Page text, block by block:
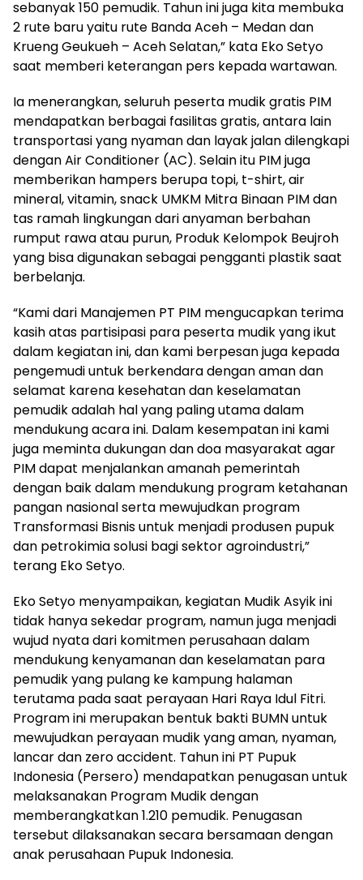
sebanyak 150 pemudik. Tahun ini juga kita membuka
2 rute baru yaitu rute Banda Aceh – Medan dan
Krueng Geukueh – Aceh Selatan,” kata Eko Setyo
saat memberi keterangan pers kepada wartawan.
Ia menerangkan, seluruh peserta mudik gratis PIM
mendapatkan berbagai fasilitas gratis, antara lain
transportasi yang nyaman dan layak jalan dilengkapi
dengan Air Conditioner (AC). Selain itu PIM juga
memberikan hampers berupa topi, t-shirt, air
mineral, vitamin, snack UMKM Mitra Binaan PIM dan
tas ramah lingkungan dari anyaman berbahan
rumput rawa atau purun, Produk Kelompok Beujroh
yang bisa digunakan sebagai pengganti plastik saat
berbelanja.
“Kami dari Manajemen PT PIM mengucapkan terima
kasih atas partisipasi para peserta mudik yang ikut
dalam kegiatan ini, dan kami berpesan juga kepada
pengemudi untuk berkendara dengan aman dan
selamat karena kesehatan dan keselamatan
pemudik adalah hal yang paling utama dalam
mendukung acara ini. Dalam kesempatan ini kami
juga meminta dukungan dan doa masyarakat agar
PIM dapat menjalankan amanah pemerintah
dengan baik dalam mendukung program ketahanan
pangan nasional serta mewujudkan program
Transformasi Bisnis untuk menjadi produsen pupuk
dan petrokimia solusi bagi sektor agroindustri,”
terang Eko Setyo.
Eko Setyo menyampaikan, kegiatan Mudik Asyik ini
tidak hanya sekedar program, namun juga menjadi
wujud nyata dari komitmen perusahaan dalam
mendukung kenyamanan dan keselamatan para
pemudik yang pulang ke kampung halaman
terutama pada saat perayaan Hari Raya Idul Fitri.
Program ini merupakan bentuk bakti BUMN untuk
mewujudkan perayaan mudik yang aman, nyaman,
lancar dan zero accident. Tahun ini PT Pupuk
Indonesia (Persero) mendapatkan penugasan untuk
melaksanakan Program Mudik dengan
memberangkatkan 1.210 pemudik. Penugasan
tersebut dilaksanakan secara bersamaan dengan
anak perusahaan Pupuk Indonesia.